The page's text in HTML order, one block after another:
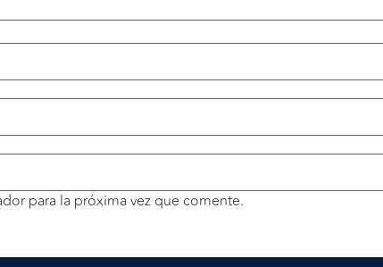
para la próxima vez que comente.